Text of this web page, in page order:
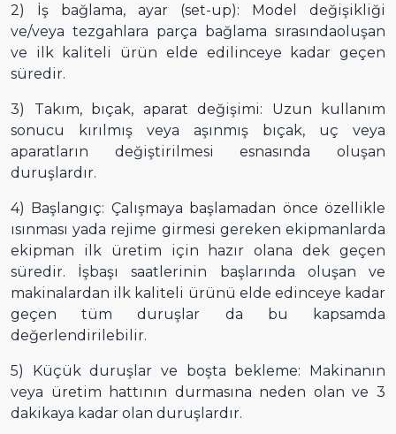
2) İş bağlama, ayar (set-up): Model değişikliği
ve/veya tezgahlara parça bağlama sırasındaoluşan
ve ilk kaliteli ürün elde edilinceye kadar geçen
süredir.
3) Takım, bıçak, aparat değişimi: Uzun kullanım
sonucu kırılmış veya aşınmış bıçak, uç veya
aparatların değiştirilmesi esnasında oluşan
duruşlardır.
4) Başlangıç: Çalışmaya başlamadan önce özellikle
ısınması yada rejime girmesi gereken ekipmanlarda
ekipman ilk üretim için hazır olana dek geçen
süredir. İşbaşı saatlerinin başlarında oluşan ve
makinalardan ilk kaliteli ürünü elde edinceye kadar
geçen tüm duruşlar da bu kapsamda
değerlendirilebilir.
5) Küçük duruşlar ve boşta bekleme: Makinanın
veya üretim hattının durmasına neden olan ve 3
dakikaya kadar olan duruşlardır.